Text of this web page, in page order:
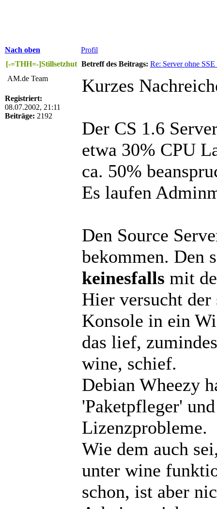
Nach oben
Profil
[-=THH=-]Stillsetzhut Betreff des Beitrags: Re: Server ohne SSE
AM.de Team
Registriert:
08.07.2002, 21:11
Beiträge: 2192
Kurzes
Der CS 1.6
etwa 30% CPU
ca. 50%
Es laufen
Den Source
bekommen. Den
keinesfalls mit
Hier versucht der
Konsole in ein
das lief,
wine, schief.
Debian Wheezy
'Paketpfleger'
Lizenzprobleme.
Wie dem auch
unter wine
schon, ist aber